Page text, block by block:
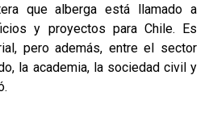
que alberga está llamado a
y proyectos para Chile. Es
pero además, entre el sector
la academia, la sociedad civil y